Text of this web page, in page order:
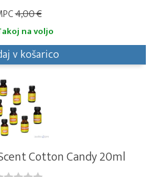
4,00 €
na voljo
v košarico
Cotton Candy 20ml